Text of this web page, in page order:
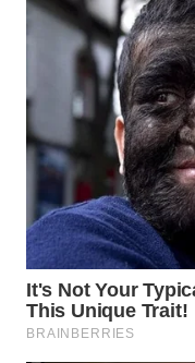
DAIRI
DANAU
TOBA
WN
WN
LANGKAT
WN